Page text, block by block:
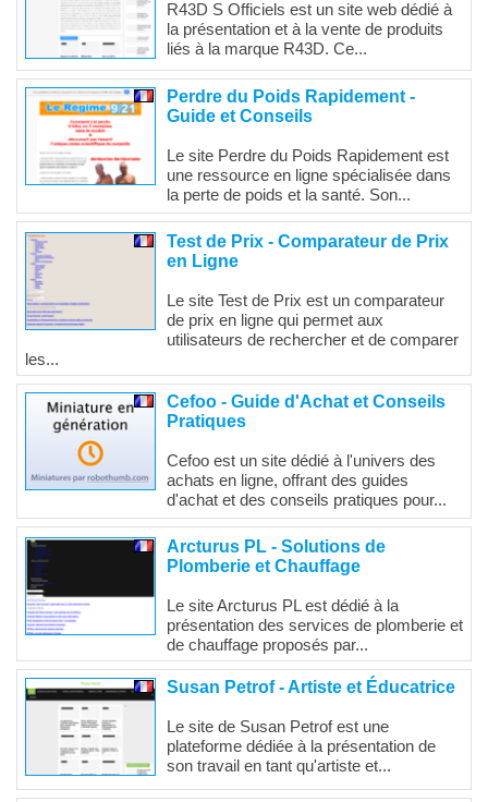
R43D S Officiels est un site web dédié à
la présentation et à la vente de produits
liés à la marque R43D. Ce...
Perdre du Poids Rapidement -
Guide et Conseils
Le site Perdre du Poids Rapidement est
une ressource en ligne spécialisée dans
la perte de poids et la santé. Son...
Test de Prix - Comparateur de Prix
en Ligne
Le site Test de Prix est un comparateur
de prix en ligne qui permet aux
utilisateurs de rechercher et de comparer
les...
Cefoo - Guide d'Achat et Conseils
Pratiques
Cefoo est un site dédié à l'univers des
achats en ligne, offrant des guides
d'achat et des conseils pratiques pour...
Arcturus PL - Solutions de
Plomberie et Chauffage
Le site Arcturus PL est dédié à la
présentation des services de plomberie et
de chauffage proposés par...
Susan Petrof - Artiste et Éducatrice
Le site de Susan Petrof est une
plateforme dédiée à la présentation de
son travail en tant qu'artiste et...